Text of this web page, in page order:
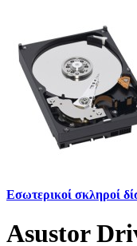
Εσωτερικοί σκληροί
Asustor